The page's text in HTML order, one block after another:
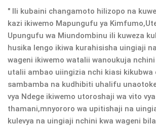
" Ili kubaini changamoto hilizopo na
kazi ikiwemo Mapungufu ya
Upungufu wa Miundombinu ili kuweza
husika lengo ikiwa kurahisisha uingiaji
wageni ikiwemo watalii wanoukuja
utalii ambao uiingizia nchi kiasi kikubwa
sambamba na kudhibiti uhalifu
vya Ndege ikiwemo utoroshaji wa vito vya
thamani,mnyororo wa upitishaji na
kulevya na uingiaji nchini kwa wageni